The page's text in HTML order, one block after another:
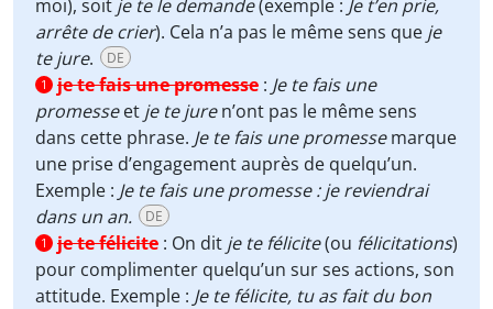
moi), soit je te le demande(exemple : Je t’en prie,
arrête de crier). Cela n’a pas le même sens que je
te jure. DE
1 je te fais une promesse : Je te fais une
promesseet je te juren’ont pas le même sens
dans cette phrase. Je te fais une promessemarque
une prise d’engagement auprès de quelqu’un.
Exemple : Je te fais une promesse : je reviendrai
dans un an.
DE
1 je te félicite : On dit je te félicite(ou félicitations)
pour complimenter quelqu’un sur ses actions, son
attitude. Exemple : Je te félicite, tu as fait du bon